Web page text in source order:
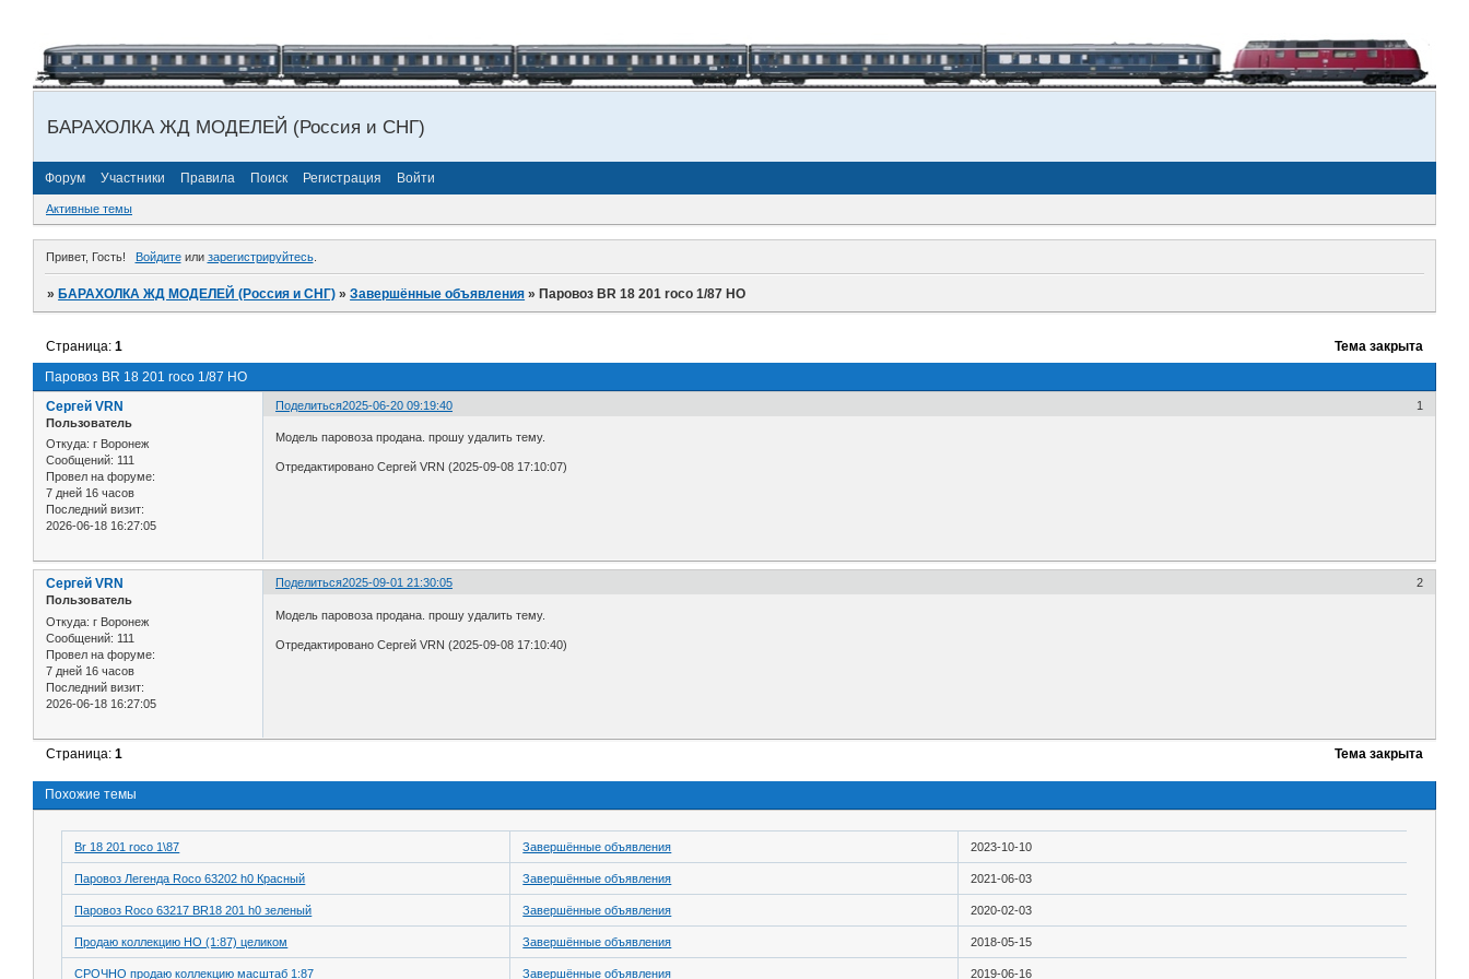
БАРАХОЛКА ЖД МОДЕЛЕЙ (Россия и СНГ)
Форум Участники Правила Поиск Регистрация Войти
Активные темы
Привет, Гость! Войдитеили зарегистрируйтесь.
»БАРАХОЛКА ЖД МОДЕЛЕЙ (Россия и СНГ) »Завершённые объявления »Паровоз BR 18 201 roco 1/87 НО
Паровоз BR 18 201 roco 1/87 НО
Страница:1 Тема закрыта
Поделиться 1
2025-06-20 09:19:40
Сергей VRN
Пользователь
Откуда: г Воронеж
Сообщений: 111
Провел на форуме:
7 дней 16 часов
Последний визит:
2026-06-18 16:27:05
Модель паровоза продана. прошу удалить тему.
Отредактировано Сергей VRN (2025-09-08 17:10:07)
Поделиться 2
2025-09-01 21:30:05
Сергей VRN
Пользователь
Откуда: г Воронеж
Сообщений: 111
Провел на форуме:
7 дней 16 часов
Последний визит:
2026-06-18 16:27:05
Модель паровоза продана. прошу удалить тему.
Отредактировано Сергей VRN (2025-09-08 17:10:40)
Тема закрыта
Страница:1
Похожие темы
Br 18 201 roco 1\87 Завершённые объявления 2023-10-10
Паровоз Легенда Roco 63202 h0 Красный Завершённые объявления 2021-06-03
Паровоз Roco 63217 BR18 201 h0 зеленый Завершённые объявления 2020-02-03
Продаю коллекцию HO (1:87) целиком Завершённые объявления 2018-05-15
СРОЧНО продаю коллекцию масштаб 1:87 Завершённые объявления 2019-06-16